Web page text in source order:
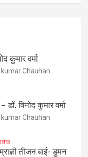
कुमार वर्मा
Chauhan
विनोद कुमार वर्मा
Chauhan
आलेख
तीजन बाई- डुमन